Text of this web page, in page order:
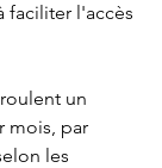
faciliter l'accès
un
mois, par
les